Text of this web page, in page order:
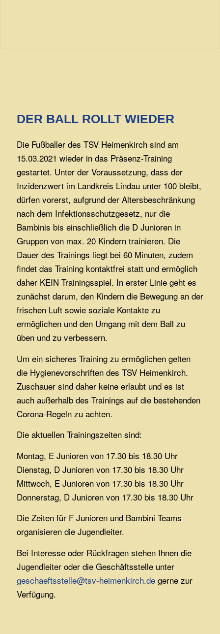
DER BALL ROLLT WIEDER
Die Fußballer des TSV Heimenkirch sind am
15.03.2021 wieder in das Präsenz-Training
gestartet. Unter der Voraussetzung, dass der
Inzidenzwert im Landkreis Lindau unter 100 bleibt,
dürfen vorerst, aufgrund der Altersbeschränkung
nach dem Infektionsschutzgesetz, nur die
Bambinis bis einschließlich die D Junioren in
Gruppen von max. 20 Kindern trainieren. Die
Dauer des Trainings liegt bei 60 Minuten, zudem
findet das Training kontaktfrei statt und ermöglich
daher KEIN Trainingsspiel. In erster Linie geht es
zunächst darum, den Kindern die Bewegung an der
frischen Luft sowie soziale Kontakte zu
ermöglichen und den Umgang mit dem Ball zu
üben und zu verbessern.
Um ein sicheres Training zu ermöglichen gelten
die Hygienevorschriften des TSV Heimenkirch.
Zuschauer sind daher keine erlaubt und es ist
auch außerhalb des Trainings auf die bestehenden
Corona-Regeln zu achten.
Die aktuellen Trainingszeiten sind:
Montag, E Junioren von 17.30 bis 18.30 Uhr
Dienstag, D Junioren von 17.30 bis 18.30 Uhr
Mittwoch, E Junioren von 17.30 bis 18.30 Uhr
Donnerstag, D Junioren von 17.30 bis 18.30 Uhr
Die Zeiten für F Junioren und Bambini Teams
organisieren die Jugendleiter.
Bei Interesse oder Rückfragen stehen Ihnen die
Jugendleiter oder die Geschäftsstelle unter
geschaeftsstelle@tsv-heimenkirch.degerne zur
Verfügung.